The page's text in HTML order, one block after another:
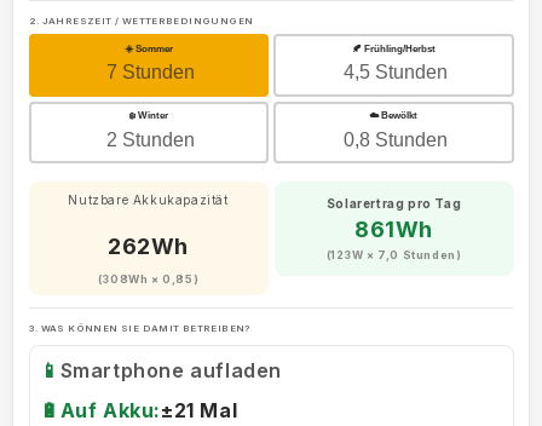
2. JAHRESZEIT / WETTERBEDINGUNGEN
☀️ Sommer
7 Stunden
🍂 Frühling/Herbst
4,5 Stunden
❄️ Winter
2 Stunden
☁️ Bewölkt
0,8 Stunden
Nutzbare Akkukapazität
262Wh
(308Wh × 0,85)
Solarertrag pro Tag
861Wh
(123W × 7,0 Stunden)
3. WAS KÖNNEN SIE DAMIT BETREIBEN?
📱 Smartphone aufladen
🔋 Auf Akku:±21 Mal